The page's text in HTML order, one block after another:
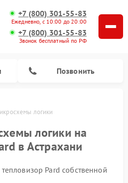
+7 (800) 301-55-83
Ежедневно, с 10:00 до 20:00
+7 (800) 301-55-83
Звонок бесплатный по РФ
Позвонить
логики
логики на
в Астрахани
Pard собственной